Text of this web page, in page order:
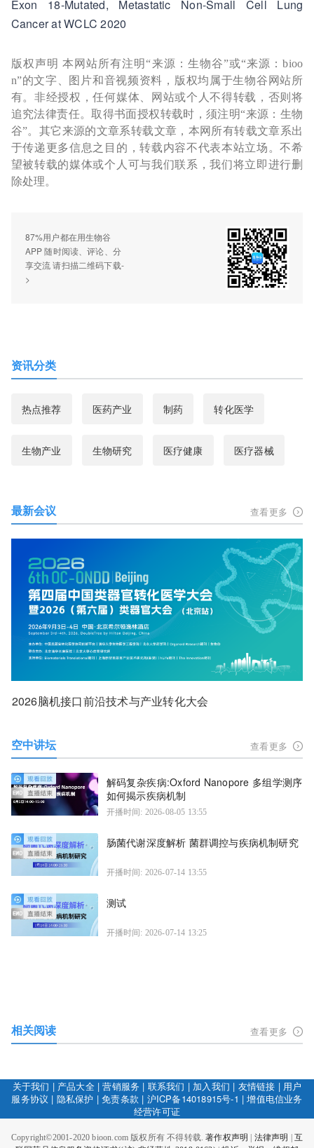
Exon 18-Mutated, Metastatic Non-Small Cell Lung
Cancer at WCLC 2020
版权声明 本网站所有注明“来源：生物谷”或“来源：bioo
n”的文字、图片和音视频资料，版权均属于生物谷网站所
有。非经授权，任何媒体、网站或个人不得转载，否则将
追究法律责任。取得书面授权转载时，须注明“来源：生物
谷”。其它来源的文章系转载文章，本网所有转载文章系出
于传递更多信息之目的，转载内容不代表本站立场。不希
望被转载的媒体或个人可与我们联系，我们将立即进行删
除处理。
87%用户都在用生物谷
APP 随时阅读、评论、分
享交流 请扫描二维码下载-
>
资讯分类
热点推荐 医药产业 制药 转化医学
生物产业 生物研究 医疗健康 医疗器械
最新会议 查看更多
2026脑机接口前沿技术与产业转化大会
空中讲坛 查看更多
解码复杂疾病:Oxford Nanopore 多组学测序
如何揭示疾病机制
开播时间: 2026-08-05 13:55
肠菌代谢深度解析 菌群调控与疾病机制研究
开播时间: 2026-07-14 13:55
测试
开播时间: 2026-07-14 13:25
相关阅读 查看更多
关于我们 | 产品大全|营销服务 | 联系我们 | 加入我们 | 友情链接 | 用户
服务协议 | 隐私保护 |免责条款 | 沪ICP备14018915号-1 |增值电信业务
经营许可证
Copyright©2001-2020 bioon.com 版权所有 不得转载.著作权声明 法律声明
互